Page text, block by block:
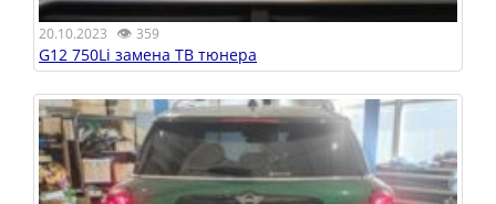
20.10.2023 👁 359
G12 750Li замена ТВ тюнера